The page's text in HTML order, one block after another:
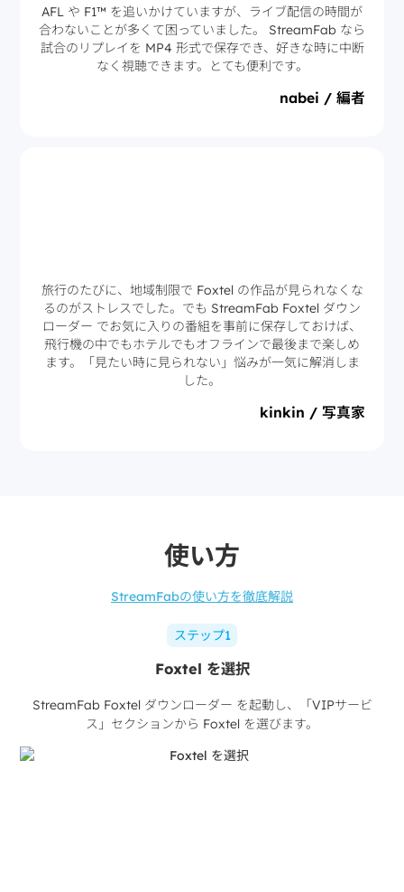
AFL や F1™ を追いかけていますが、ライブ配信の時間が
合わないことが多くて困っていました。 StreamFab なら
試合のリプレイを MP4 形式で保存でき、好きな時に中断
なく視聴できます。とても便利です。
nabei / 編者
旅行のたびに、地域制限で Foxtel の作品が見られなくな
るのがストレスでした。でも StreamFab Foxtel ダウン
ローダー でお気に入りの番組を事前に保存しておけば、
飛行機の中でもホテルでもオフラインで最後まで楽しめ
ます。「見たい時に見られない」悩みが一気に解消しま
した。
kinkin / 写真家
使い方
StreamFabの使い方を徹底解説
ステップ1
Foxtel を選択
StreamFab Foxtel ダウンローダー を起動し、「VIPサービ
ス」セクションから Foxtel を選びます。